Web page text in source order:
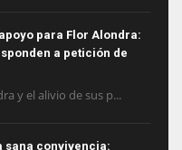
para Flor Alondra:
a petición de
y el alivio de sus p...
sana convivencia: